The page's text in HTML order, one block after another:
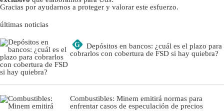
Gracias por ayudarnos a proteger y valorar este esfuerzo.
últimas noticias
G
Depósitos en bancos: ¿cuál es el plazo para
cobrarlos con cobertura de FSD si hay quiebra?
Combustibles: Minem emitirá normas para
enfrentar casos de especulación de precios